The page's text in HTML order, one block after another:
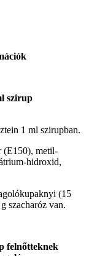
szirup
1 ml szirupban.
metil-
hidroxid,
(15
szacharóz van.
felnőtteknek